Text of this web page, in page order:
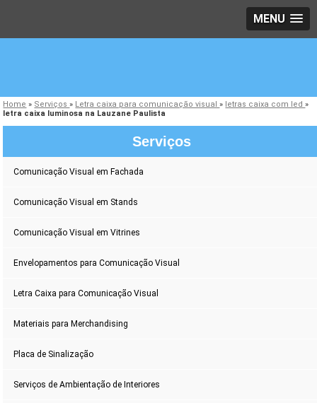
MENU
Home » Serviços» Letra caixa para comunicação visual» letras caixa com led»
letra caixa luminosa na Lauzane Paulista
Serviços
Comunicação Visual em Fachada
Comunicação Visual em Stands
Comunicação Visual em Vitrines
Envelopamentos para Comunicação Visual
Letra Caixa para Comunicação Visual
Materiais para Merchandising
Placa de Sinalização
Serviços de Ambientação de Interiores